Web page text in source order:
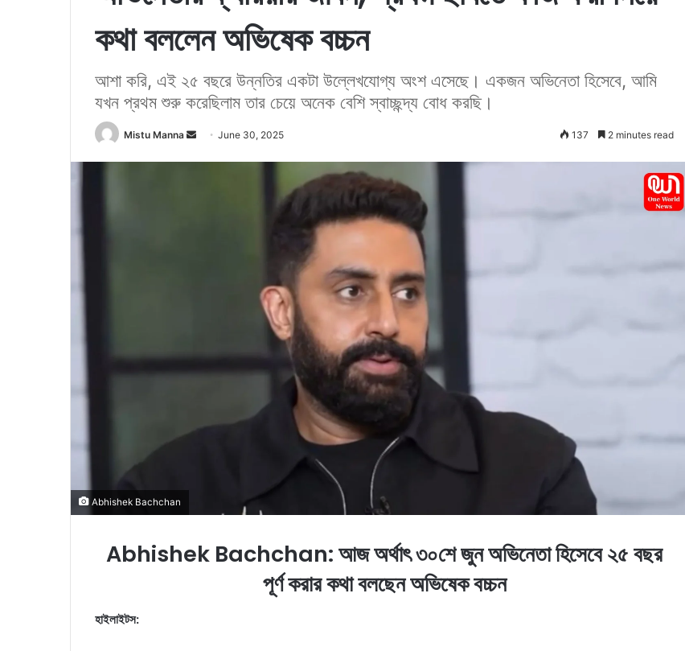
কথা বললেন অভিষেক বচ্চন
আশা করি, এই ২৫ বছরে উন্নতির একটা উল্লেখযোগ্য অংশ এসেছে। একজন অভিনেতা হিসেবে, আমি
যখন প্রথম শুরু করেছিলাম তার চেয়ে অনেক বেশি স্বাচ্ছন্দ্য বোধ করছি।
Mistu Manna June 30, 2025 137 2 minutes read
Abhishek Bachchan
Abhishek Bachchan: আজ অর্থাৎ ৩০শে জুন অভিনেতা হিসেবে ২৫ বছর
পূর্ণ করার কথা বলছেন অভিষেক বচ্চন
হাইলাইটস: